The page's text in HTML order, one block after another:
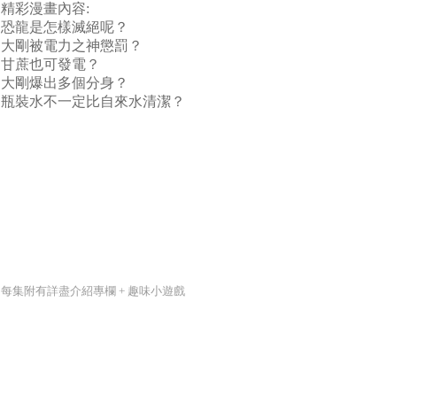
精彩漫畫內容:
恐龍是怎樣滅絕呢？
大剛被電力之神懲罰？
甘蔗也可發電？
大剛爆出多個分身？
瓶裝水不一定比自來水清潔？
每集附有詳盡介紹專欄 + 趣味小遊戲